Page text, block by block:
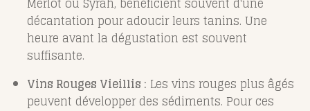
décantation pour adoucir leurs tanins. Une
heure avant la dégustation est souvent
suffisante.
Vins Rouges Vieillis : Les vins rouges plus âgés
peuvent développer des sédiments. Pour ces